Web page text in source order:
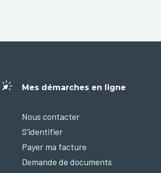
Mes démarches en ligne
Nous contacter
S’identifier
Payer ma facture
Demande de documents